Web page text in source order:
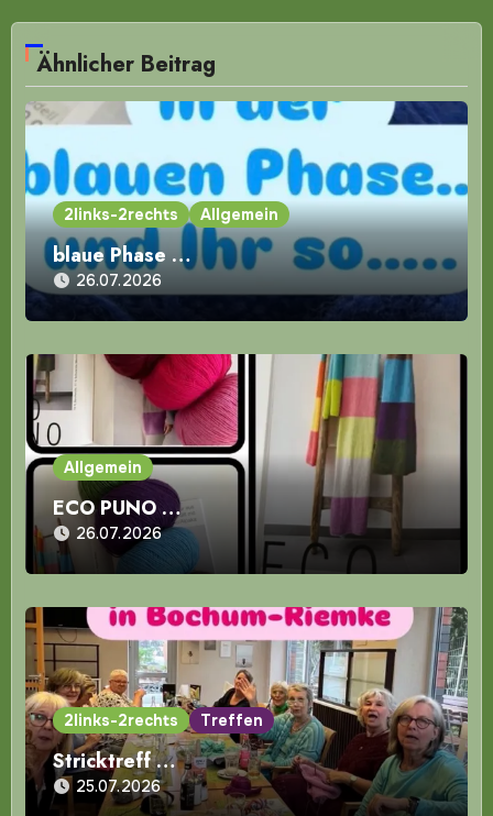
Ähnlicher Beitrag
2links-2rechts Allgemein
blaue Phase …
26.07.2026
Allgemein
ECO PUNO …
26.07.2026
2links-2rechts Treffen
Stricktreff …
25.07.2026